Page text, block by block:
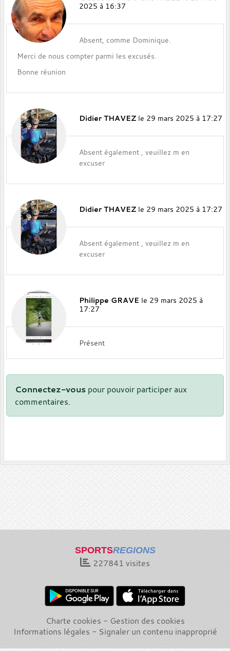
2025 à 16:37
Absent, comme Dominique.
Merci de nous compter parmi les excusés.
Bonne réunion
Didier THAVEZ le 29 mars 2025 à 17:27
Absent également , veuillez m en
excuser
Didier THAVEZ le 29 mars 2025 à 17:27
Absent également , veuillez m en
excuser
Philippe GRAVE le 29 mars 2025 à
17:27
Présent
Connectez-vous pour pouvoir participer aux
commentaires.
SPORTSREGIONS
227841 visites
Charte cookies
Gestion des cookies
Informations légales
Signaler un contenu inapproprié